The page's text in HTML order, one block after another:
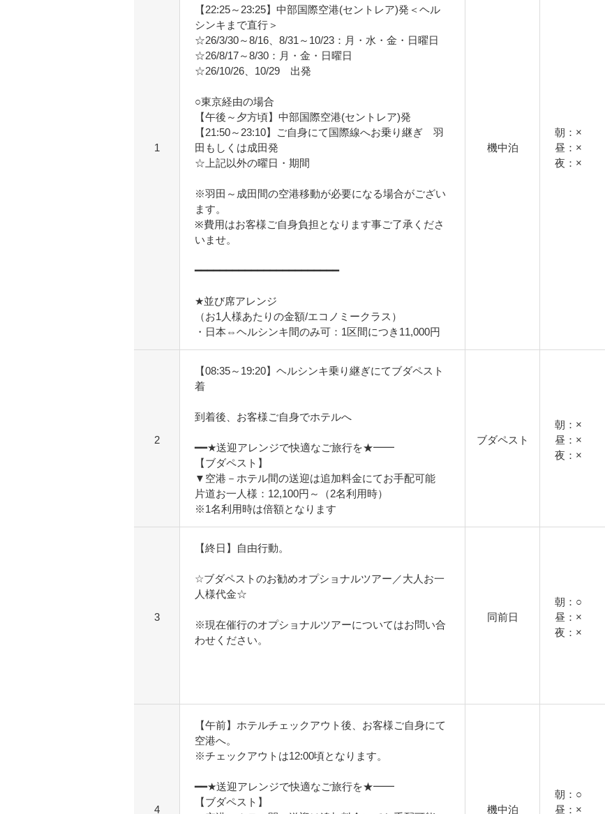
1
【22:25～23:25】中部国際空港(セントレア)発＜ヘル
シンキまで直行＞
☆26/3/30～8/16、8/31～10/23：月・水・金・日曜日
☆26/8/17～8/30：月・金・日曜日
☆26/10/26、10/29 出発
○東京経由の場合
【午後～夕方頃】中部国際空港(セントレア)発
【21:50～23:10】ご自身にて国際線へお乗り継ぎ 羽
田もしくは成田発
☆上記以外の曜日・期間
※羽田～成田間の空港移動が必要になる場合がござい
ます。
※費用はお客様ご自身負担となります事ご了承くださ
いませ。
━━━━━━━━━━━━━━━━━━━━━━━
★並び席アレンジ
（お1人様あたりの金額/エコノミークラス）
・日本⇔ヘルシンキ間のみ可：1区間につき11,000円
機中泊
朝：×
昼：×
夜：×
2
【08:35～19:20】ヘルシンキ乗り継ぎにてブダペスト
着
到着後、お客様ご自身でホテルへ
━━★送迎アレンジで快適なご旅行を★━━
【ブダペスト】
▼空港－ホテル間の送迎は追加料金にてお手配可能
片道お一人様：12,100円～（2名利用時）
※1名利用時は倍額となります
ブダペスト
朝：×
昼：×
夜：×
3
【終日】自由行動。
☆ブダペストのお勧めオプショナルツアー／大人お一
人様代金☆
※現在催行のオプショナルツアーについてはお問い合
わせください。
同前日
朝：○
昼：×
夜：×
4
【午前】ホテルチェックアウト後、お客様ご自身にて
空港へ。
※チェックアウトは12:00頃となります。
━━★送迎アレンジで快適なご旅行を★━━
【ブダペスト】
機中泊
朝：○
昼：×